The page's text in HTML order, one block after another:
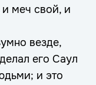
меч свой, и
везде,
его Саул
и это